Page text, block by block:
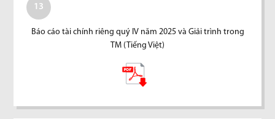
13
Báo cáo tài chính riêng quý IV năm 2025 và Giải trình trong
TM (Tiếng Việt)